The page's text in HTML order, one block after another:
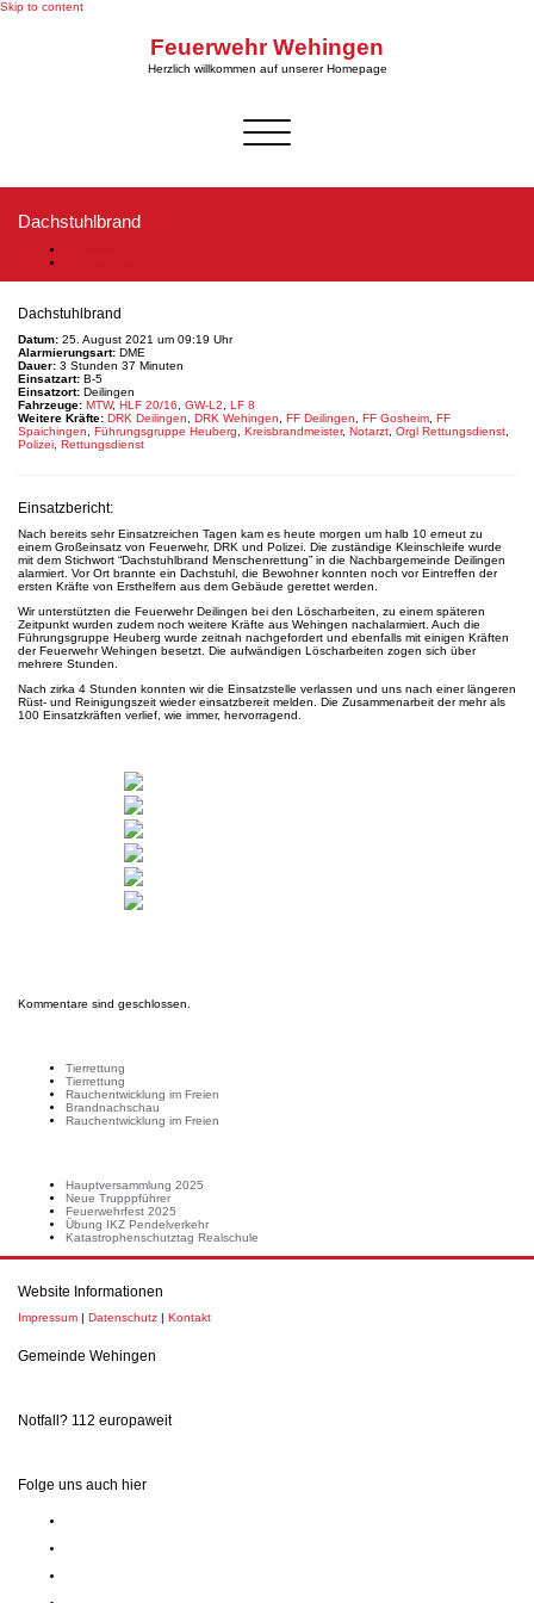
Skip to content
Feuerwehr Wehingen
Herzlich willkommen auf unserer Homepage
Schalte
Navigation
Dachstuhlbrand
Dachstuhlbrand
Datum: 25. August 2021 um 09:19 Uhr
Alarmierungsart: DME
Dauer: 3 Stunden 37 Minuten
Einsatzart: B-5
Einsatzort: Deilingen
Fahrzeuge: MTW, HLF 20/16 GW-L2
LF 8
Weitere Kräfte: DRK Deilingen DRK Wehingen FF Deilingen FF Gosheim FF
Spaichingen
Führungsgruppe Heuberg Kreisbrandmeister, Notarzt Orgl Rettungsdienst
Polizei Rettungsdienst
Einsatzbericht:
Nach bereits sehr Einsatzreichen Tagen kam es heute morgen um halb 10 erneut zu
einem Großeinsatz von Feuerwehr, DRK und Polizei. Die zuständige Kleinschleife wurde
mit dem Stichwort “Dachstuhlbrand Menschenrettung” in die Nachbargemeinde Deilingen
alarmiert. Vor Ort brannte ein Dachstuhl, die Bewohner konnten noch vor Eintreffen der
ersten Kräfte von Ersthelfern aus dem Gebäude gerettet werden.
Wir unterstützten die Feuerwehr Deilingen bei den Löscharbeiten, zu einem späteren
Zeitpunkt wurden zudem noch weitere Kräfte aus Wehingen nachalarmiert. Auch die
Führungsgruppe Heuberg wurde zeitnah nachgefordert und ebenfalls mit einigen Kräften
der Feuerwehr Wehingen besetzt. Die aufwändigen Löscharbeiten zogen sich über
mehrere Stunden.
Nach zirka 4 Stunden konnten wir die Einsatzstelle verlassen und uns nach einer längeren
Rüst- und Reinigungszeit wieder einsatzbereit melden. Die Zusammenarbeit der mehr als
100 Einsatzkräften verlief, wie immer, hervorragend.
Kommentare sind geschlossen.
Tierrettung
Tierrettung
Rauchentwicklung im Freien
Brandnachschau
Rauchentwicklung im Freien
Hauptversammlung 2025
Neue Trupppführer
Feuerwehrfest 2025
Übung IKZ Pendelverkehr
Katastrophenschutztag Realschule
Website Informationen
Impressum | Datenschutz | Kontakt
Gemeinde Wehingen
Notfall? 112 europaweit
Folge uns auch hier